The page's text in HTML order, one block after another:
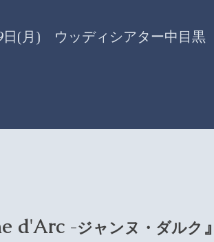
日(月)​ ウッディシアター中目黒
d'Arc -ジャンヌ・ダルク 』